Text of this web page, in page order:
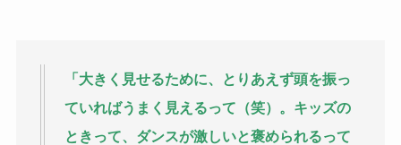
「大きく見せるために、とりあえず頭を振っ
ていればうまく見えるって（笑）。キッズの
ときって、ダンスが激しいと褒められるって